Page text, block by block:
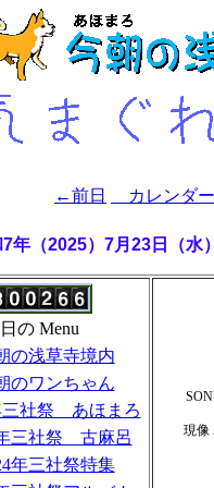
←前日 カレンダー
年（2025）7月23日（水）
の Menu
浅草寺境内
ワンちゃん
社祭 あほまろ
三社祭 古麻呂
年三社祭特集
現像